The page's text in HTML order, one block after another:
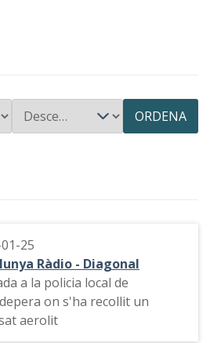
ORDENA
25
Ràdio - Diagonal
a la policia local de
on s'ha recollit un
aerolit